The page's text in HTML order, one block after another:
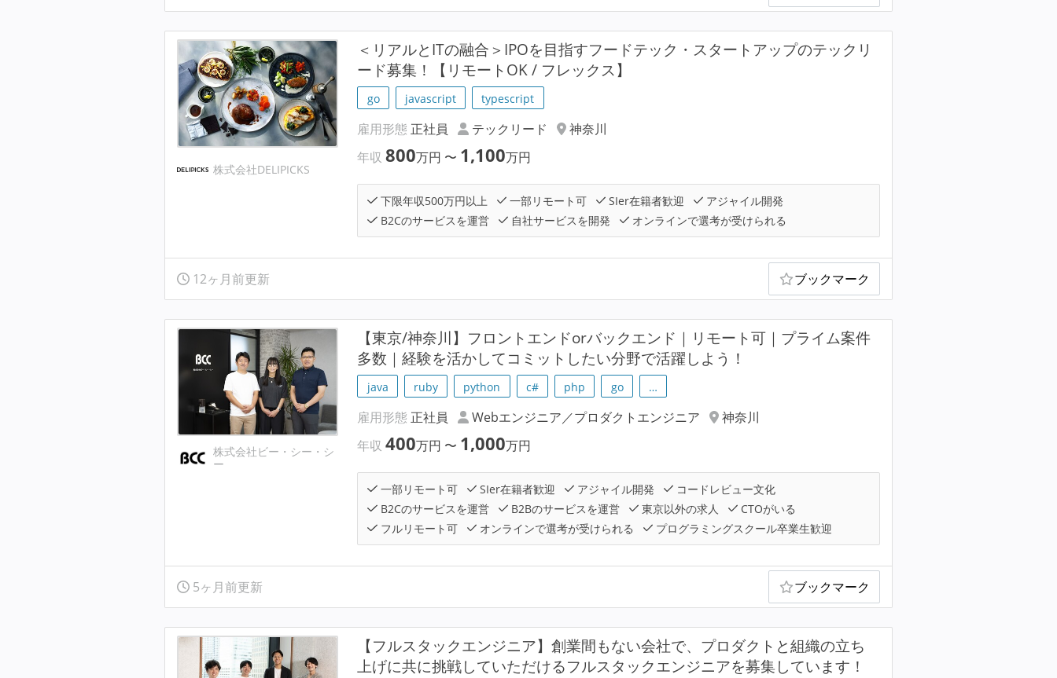
株式会社DELIPICKS
＜リアルとITの融合＞IPOを目指すフードテック・スタートアップのテックリ
ード募集！【リモートOK / フレックス】
go javascript typescript
雇用形態 正社員 テックリード
神奈川
年収800万円 〜 1,100万円
下限年収500万円以上 一部リモート可 SIer在籍者歓迎
アジャイル開発
B2Cのサービスを運営
自社サービスを開発 オンラインで選考が受けられる
12ヶ月前更新 ブックマーク
株式会社ビー・シー・シ
ー
【東京/神奈川】フロントエンドorバックエンド｜リモート可｜プライム案件
多数｜経験を活かしてコミットしたい分野で活躍しよう！
java ruby python c# php go …
雇用形態 正社員 Webエンジニア／プロダクトエンジニア
神奈川
年収400万円 〜 1,000万円
一部リモート可 SIer在籍者歓迎 アジャイル開発
コードレビュー文化
B2Cのサービスを運営
B2Bのサービスを運営 東京以外の求人
CTOがいる
フルリモート可
オンラインで選考が受けられる プログラミングスクール卒業生歓迎
5ヶ月前更新 ブックマーク
【フルスタックエンジニア】創業間もない会社で、プロダクトと組織の立ち
上げに共に挑戦していただけるフルスタックエンジニアを募集しています！